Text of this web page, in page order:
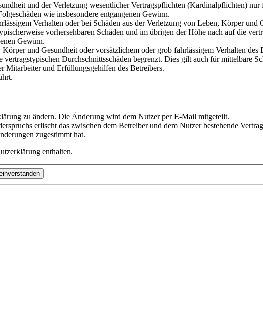
und der Verletzung wesentlicher Vertragspflichten (Kardinalpflichten) nur
wie insbesondere entgangenen Gewinn.
Verhalten oder bei Schäden aus der Verletzung von Leben, Körper und
vorhersehbaren Schäden und im übrigen der Höhe nach auf die
Gewinn.
und Gesundheit oder vorsätzlichem oder grob fahrlässigem Verhalten des
Durchschnittsschäden begrenzt. Dies gilt auch für mittelbare
Mitarbeiter und Erfüllungsgehilfen des Betreibers.
zu ändern. Die Änderung wird dem Nutzer per E-Mail mitgeteilt.
erlischt das zwischen dem Betreiber und dem Nutzer bestehende
zugestimmt hat.
enthalten.